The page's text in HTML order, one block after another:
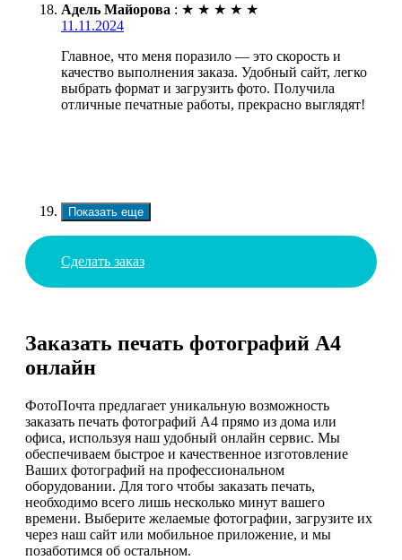
Адель Майорова : ★ ★ ★ ★ ★
11.11.2024
Главное, что меня поразило — это скорость и
качество выполнения заказа. Удобный сайт, легко
выбрать формат и загрузить фото. Получила
отличные печатные работы, прекрасно выглядят!
Показать еще
Сделать заказ
Заказать печать фотографий А4
онлайн
ФотоПочта предлагает уникальную возможность
заказать печать фотографий А4 прямо из дома или
офиса, используя наш удобный онлайн сервис. Мы
обеспечиваем быстрое и качественное изготовление
Ваших фотографий на профессиональном
оборудовании. Для того чтобы заказать печать,
необходимо всего лишь несколько минут вашего
времени. Выберите желаемые фотографии, загрузите их
через наш сайт или мобильное приложение, и мы
позаботимся об остальном.